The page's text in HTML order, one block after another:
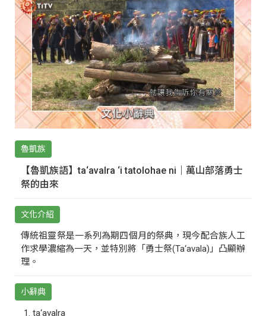
魯凱族
【魯凱族語】ta‘avalra ‘i tatolohae ni｜萬山部落勇士
祭的由來
文化介紹
傳統祖靈祭是一系列為期四個月的祭典，現今配合族人工
作求學濃縮為一天，並特別將「勇士祭(Ta‘avala)」凸顯辦
理。
小辭典
ta‘avalra